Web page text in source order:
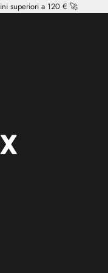
superiori a 120 € 🚀